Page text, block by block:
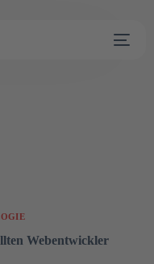
Webentwickler